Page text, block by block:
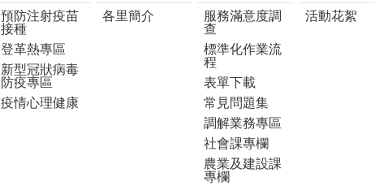
預防注射疫苗
接種
登革熱專區
新型冠狀病毒
防疫專區
疫情心理健康
各里簡介
服務滿意度調
查
標準化作業流
程
表單下載
常見問題集
調解業務專區
社會課專欄
農業及建設課
專欄
活動花絮